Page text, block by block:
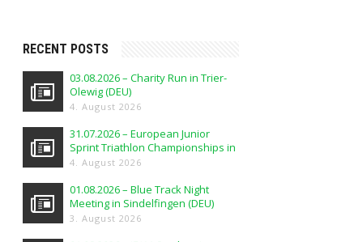
RECENT POSTS
03.08.2026 – Charity Run in Trier-
Olewig (DEU)
4. August 2026
31.07.2026 – European Junior
Sprint Triathlon Championships in
Elblag (POL)
4. August 2026
01.08.2026 – Blue Track Night
Meeting in Sindelfingen (DEU)
3. August 2026